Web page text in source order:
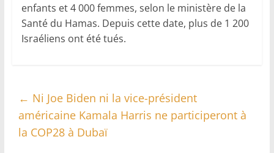
enfants et 4 000 femmes, selon le ministère de la
Santé du Hamas. Depuis cette date, plus de 1 200
Israéliens ont été tués.
← Ni Joe Biden ni la vice-président
américaine Kamala Harris ne participeront à
la COP28 à Dubaï